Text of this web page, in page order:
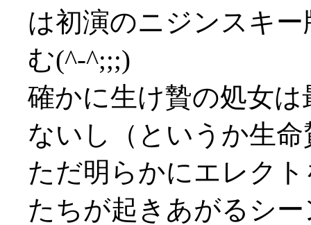
は初演のニジンスキ
む(^-^;;;)
確かに生け贄の処女
ないし（というか生
ただ明らかにエレク
たちが起きあがるシ